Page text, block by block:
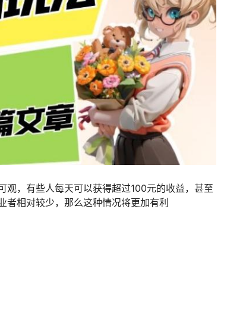
，有些人每天可以获得超过100元的收益，甚至
者相对较少，那么这种情况将更加有利